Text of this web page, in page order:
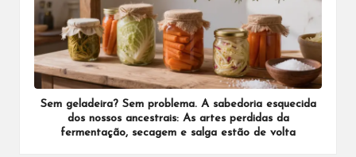
Sem geladeira? Sem problema. A sabedoria esquecida
dos nossos ancestrais: As artes perdidas da
fermentação, secagem e salga estão de volta